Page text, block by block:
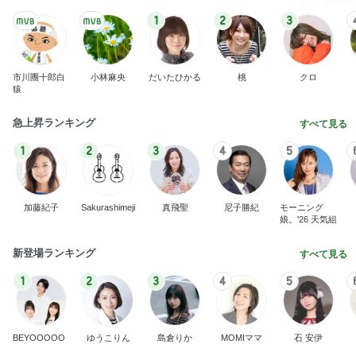
市川團十郎白
猿
小林麻央
1
だいたひかる
2
桃
3
クロ
急上昇ランキング すべて見る
1
加藤紀子
2
Sakurashimeji
3
真飛聖
4
尼子勝紀
5
モーニング
娘。'26 天気組
新登場ランキング すべて見る
1
BEYOOOOO
2
ゆうこりん
3
島倉りか
4
MOMIママ
5
石 安伊